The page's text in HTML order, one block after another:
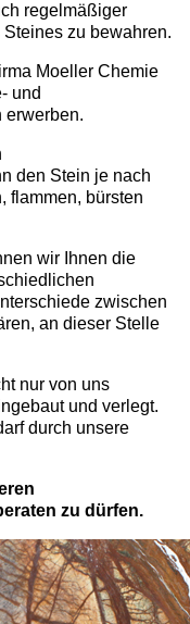
regelmäßiger
zu bewahren.
Moeller Chemie
und
erwerben.
den Stein je nach
flammen, bürsten
wir Ihnen die
zwischen
an dieser Stelle
nur von uns
und verlegt.
durch unsere
zu dürfen.